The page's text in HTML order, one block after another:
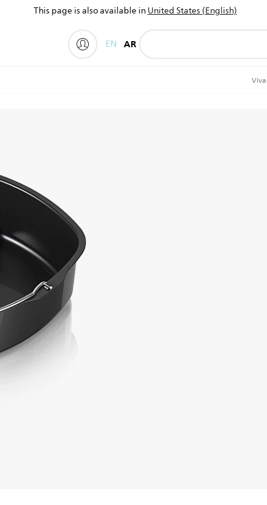
This page is also available inUnited States (English)
AR
EN